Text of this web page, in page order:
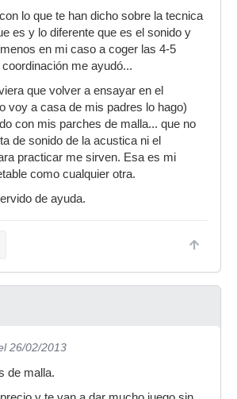
lo que te han dicho sobre la tecnica
es y lo diferente que es el sonido y
en mi caso a coger las 4-5
me ayudó...
que volver a ensayar en el
voy a casa de mis padres lo hago)
con mis parches de malla... que no
de sonido de la acustica ni el
practicar me sirven. Esa es mi
como cualquier otra.
de ayuda.
26/02/2013
de malla.